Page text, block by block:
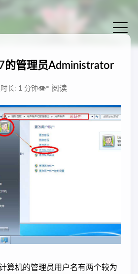
的管理员Administrator
长: 1 分钟👁️* 阅读
算机的管理员用户名有两个较为